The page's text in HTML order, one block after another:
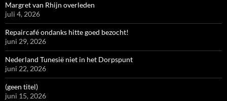
Margret van Rhijn overleden
juli 4, 2026
Repaircafé ondanks hitte goed bezocht!
juni 29, 2026
Nederland Tunesië niet in het Dorpspunt
juni 22, 2026
(geen titel)
juni 15, 2026